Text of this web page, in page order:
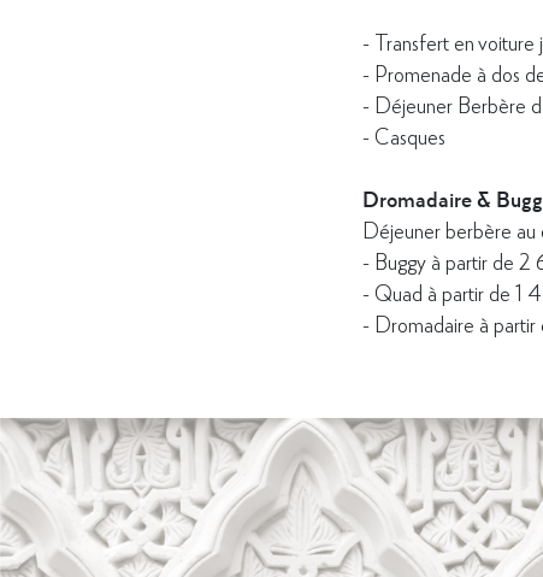
- Transfert en voiture
- Promenade à dos
- Déjeuner Berbère
- Casques
Dromadaire &
Déjeuner berbère
- Buggy à partir de
- Quad à partir de 1
- Dromadaire à